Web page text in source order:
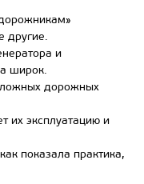
другие.
и
широк.
дорожных
их эксплуатацию и
показала практика,